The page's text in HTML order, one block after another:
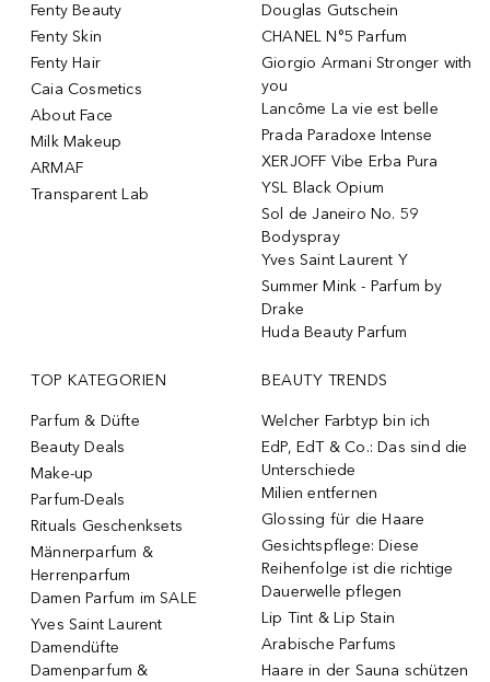
Fenty Beauty
Fenty Skin
Fenty Hair
Caia Cosmetics
About Face
Milk Makeup
ARMAF
Transparent Lab
Douglas Gutschein
CHANEL N°5 Parfum
Giorgio Armani Stronger with
you
Lancôme La vie est belle
Prada Paradoxe Intense
XERJOFF Vibe Erba Pura
YSL Black Opium
Sol de Janeiro No. 59
Bodyspray
Yves Saint Laurent Y
Summer Mink - Parfum by
Drake
Huda Beauty Parfum
TOP KATEGORIEN
Parfum & Düfte
Beauty Deals
Make-up
Parfum-Deals
Rituals Geschenksets
Männerparfum &
Herrenparfum
Damen Parfum im SALE
Yves Saint Laurent
Damendüfte
Damenparfum &
BEAUTY TRENDS
Welcher Farbtyp bin ich
EdP, EdT & Co.: Das sind die
Unterschiede
Milien entfernen
Glossing für die Haare
Gesichtspflege: Diese
Reihenfolge ist die richtige
Dauerwelle pflegen
Lip Tint & Lip Stain
Arabische Parfums
Haare in der Sauna schützen